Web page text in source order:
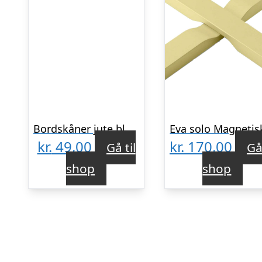
Bordskåner jute blomst – Ib Laursen Dia: 23 cm
kr. 49,00
Gå til
shop
kr. 170,00
shop